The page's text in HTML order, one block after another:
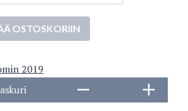
OSTOSKORIIN
2019